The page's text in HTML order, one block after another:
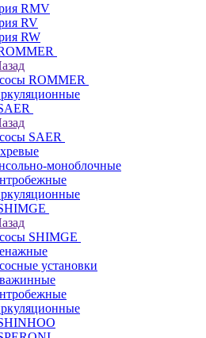
RMV
RV
RW
ROMMER
SAER
моноблочные
SHIMGE
установки